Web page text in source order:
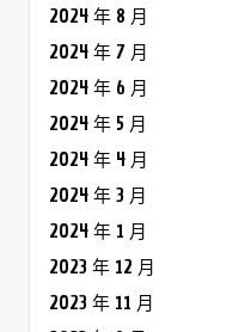
2024 年 8 月
2024 年 7 月
2024 年 6 月
2024 年 5 月
2024 年 4 月
2024 年 3 月
2024 年 1 月
2023 年 12 月
2023 年 11 月